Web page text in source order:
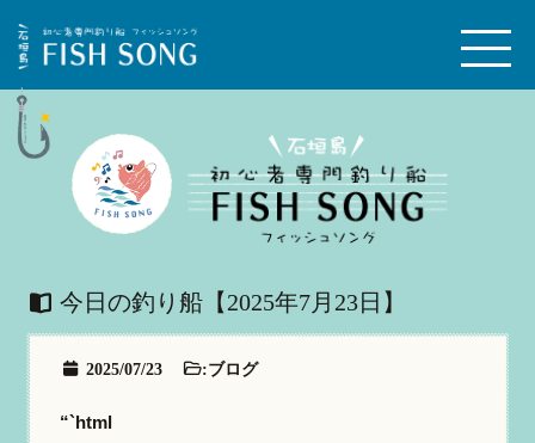
今日の釣り船【2025年7月23日】
2025/07/23 :ブログ
“`html